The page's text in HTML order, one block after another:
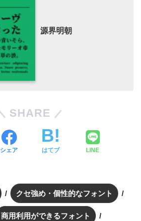
源界明朝
SHARE
シェア はてブ LINE
クセ強め・個性的なフォント
商用利用ができるフォント